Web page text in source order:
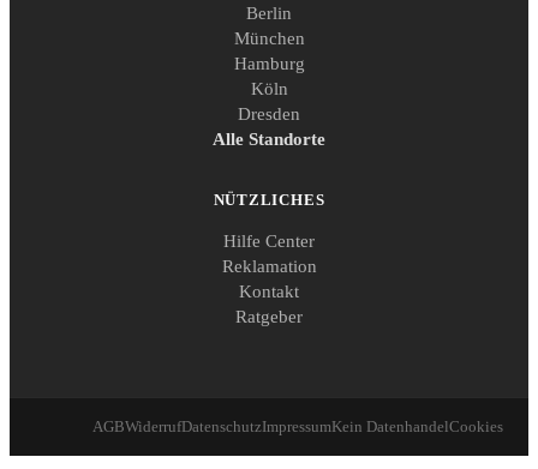
Berlin
München
Hamburg
Köln
Dresden
Alle Standorte
NÜTZLICHES
Hilfe Center
Reklamation
Kontakt
Ratgeber
AGBWiderrufDatenschutzImpressumKein DatenhandelCookies